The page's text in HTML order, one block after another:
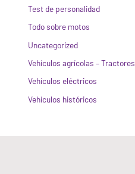
Test de personalidad
Todo sobre motos
Uncategorized
Vehículos agrícolas – Tractores
Vehículos eléctricos
Vehículos históricos